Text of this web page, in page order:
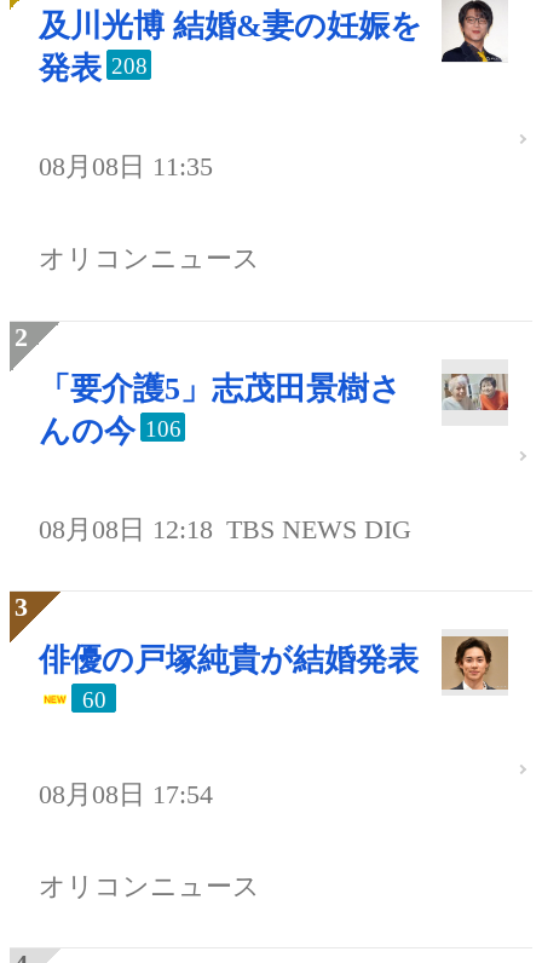
及川光博 結婚&妻の妊娠を
発表 208
08月08日 11:35
オリコンニュース
「要介護5」志茂田景樹さ
んの今 106
08月08日 12:18 TBS NEWS DIG
俳優の戸塚純貴が結婚発表
60
08月08日 17:54
オリコンニュース